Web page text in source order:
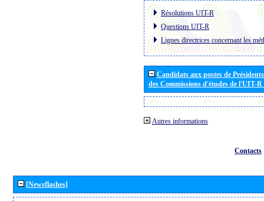
Résolutions UIT-R
Questions UIT-R
Lignes directrices concernant les
Candidats aux postes de
des Commissions d'études de l'UIT-
Autres informations
Contacts
[Newsflashes]